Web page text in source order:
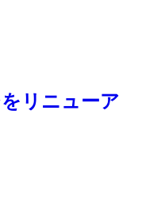
リニューア